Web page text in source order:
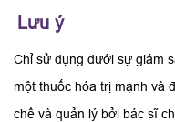
Lưu ý
Chỉ sử dụng dưới sự giám
một thuốc hóa trị mạnh và
chế và quản lý bởi bác sĩ